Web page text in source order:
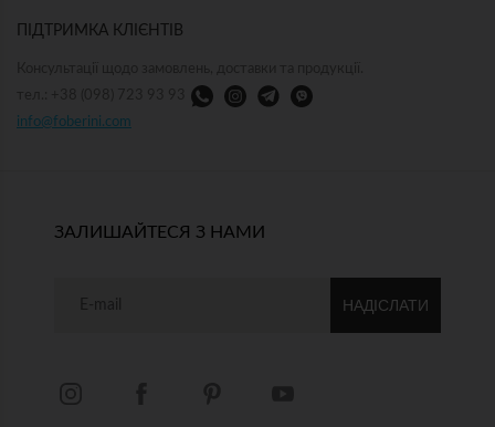
ПІДТРИМКА КЛІЄНТІВ
info@foberini.com
ЗАЛИШАЙТЕСЯ З НАМИ
НАДІСЛАТИ